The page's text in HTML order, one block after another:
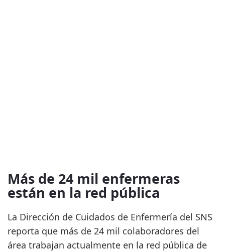
Más de 24 mil enfermeras
están en la red pública
La Dirección de Cuidados de Enfermería del SNS
reporta que más de 24 mil colaboradores del
área trabajan actualmente en la red pública de